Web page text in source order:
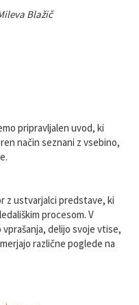
Blažič
pripravljalen uvod, ki
način seznani z vsebino,
z ustvarjalci predstave, ki
procesom. V
delijo svoje vtise,
različne poglede na